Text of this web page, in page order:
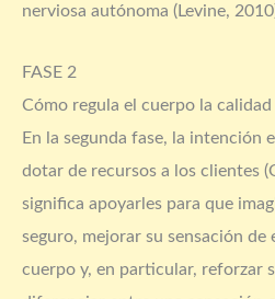
nerviosa autónoma (Levine,
FASE 2
Cómo regula el cuerpo la
En la segunda fase, la intención
dotar de recursos a los clientes
significa apoyarles para que
seguro, mejorar su sensación de
cuerpo y, en particular, reforzar